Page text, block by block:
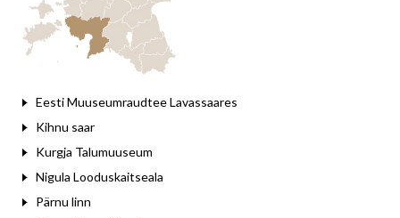
Eesti Muuseumraudtee Lavassaares
Kihnu saar
Kurgja Talumuuseum
Nigula Looduskaitseala
Pärnu linn